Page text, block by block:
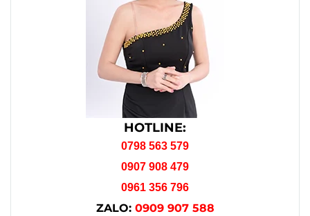
HOTLINE:
0798 563 579
0907 908 479
0961 356 796
ZALO: 0909 907 588